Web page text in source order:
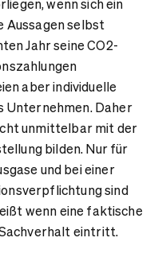
wenn sich ein
selbst
Jahr seine CO2-
aber individuelle
Unternehmen. Daher
unmittelbar mit der
bilden. Nur für
und bei einer
sind
wenn eine faktische
eintritt.